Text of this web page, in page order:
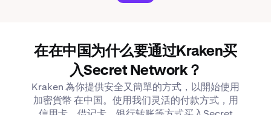
在在中国为什么要通过Kraken买
入Secret Network？
Kraken 為你提供安全又簡單的方式，以開始使用
加密貨幣 在中国。使用我们灵活的付款方式，用